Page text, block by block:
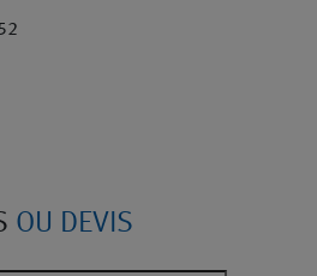
OU DEVIS